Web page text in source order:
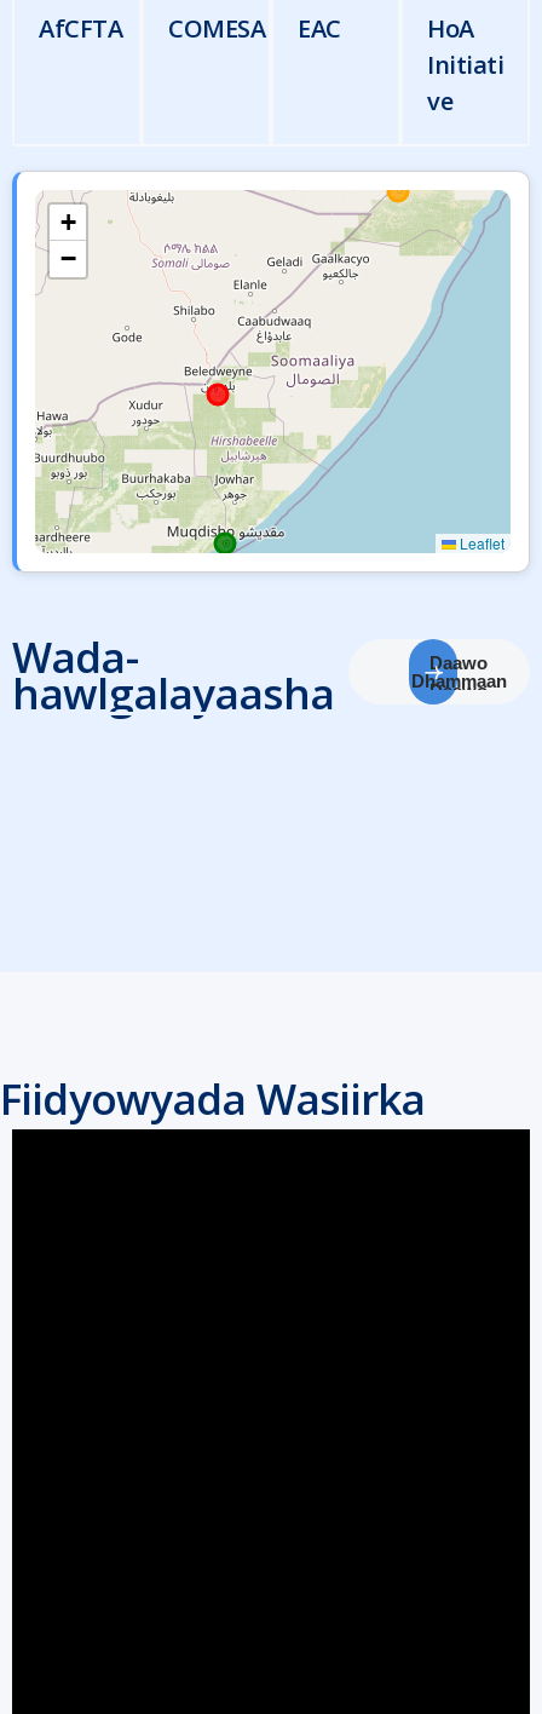
AfCFTA COMESA EAC
HoA
Initiati
ve
+
−
Leaflet
Wada-
hawlgalayaasha
Daawo
Dhammaan
Fiidyowyada Wasiirka